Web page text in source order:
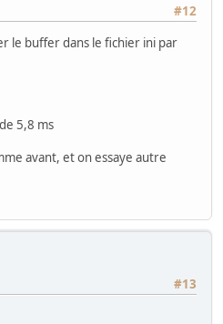
#12
le buffer dans le fichier ini par
5,8 ms
avant, et on essaye autre
#13